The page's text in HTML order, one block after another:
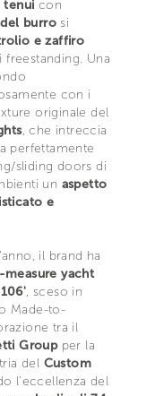
tenui con
burro si
e zaffiro
Una
con i
originale del
, che intreccia
perfettamente
sliding doors di
un aspetto
e
il brand ha
yacht
, sceso in
Made-to-
tra il
Group per la
del Custom
l’eccellenza del